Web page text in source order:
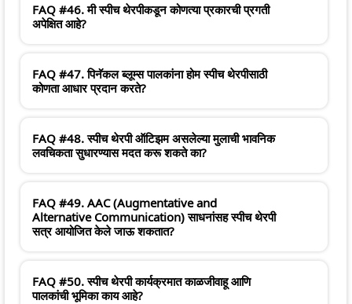
FAQ #46. मी स्पीच थेरपीकडून कोणत्या प्रकारची प्रगती
अपेक्षित आहे?
FAQ #47. पिनॅकल ब्लूम्स पालकांना होम स्पीच थेरपीसाठी
कोणता आधार प्रदान करते?
FAQ #48. स्पीच थेरपी ऑटिझम असलेल्या मुलाची भावनिक
लवचिकता सुधारण्यास मदत करू शकते का?
FAQ #49. AAC (Augmentative and
Alternative Communication) साधनांसह स्पीच थेरपी
सत्र आयोजित केले जाऊ शकतात?
FAQ #50. स्पीच थेरपी कार्यक्रमात काळजीवाहू आणि
पालकांची भूमिका काय आहे?